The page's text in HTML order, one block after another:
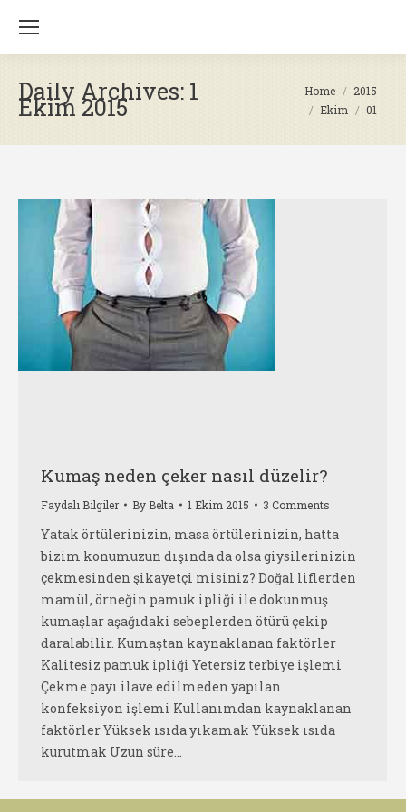
Daily Archives: 1
Ekim 2015
You are here:
Home
2015
Ekim
01
Kumaş neden çeker nasıl düzelir?
Faydalı Bilgiler By Belta 1 Ekim 2015 3 Comments
Yatak örtülerinizin, masa örtülerinizin, hatta
bizim konumuzun dışında da olsa giysilerinizin
çekmesinden şikayetçi misiniz? Doğal liflerden
mamül, örneğin pamuk ipliği ile dokunmuş
kumaşlar aşağıdaki sebeplerden ötürü çekip
daralabilir. Kumaştan kaynaklanan faktörler
Kalitesiz pamuk ipliği Yetersiz terbiye işlemi
Çekme payı ilave edilmeden yapılan
konfeksiyon işlemi Kullanımdan kaynaklanan
faktörler Yüksek ısıda yıkamak Yüksek ısıda
kurutmak Uzun süre…